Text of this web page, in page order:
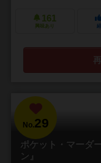
161
興味あり
No.29
ポケット・マーダ
ン』